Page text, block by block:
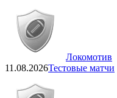
Локомотив
11.08.2026Тестовые матчи